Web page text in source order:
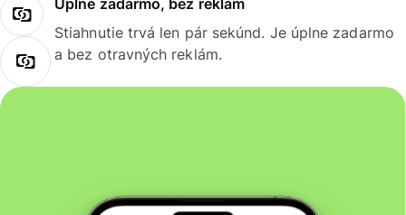
Úplne zadarmo, bez reklám
Stiahnutie trvá len pár sekúnd. Je úplne zadarmo
a bez otravných reklám.